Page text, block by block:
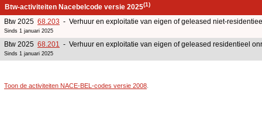
Btw-activiteiten Nacebelcode versie 2025(1)
Btw 2025 68.203 - Verhuur en exploitatie van eigen of geleased niet-
Sinds 1 januari 2025
Btw 2025 68.201 - Verhuur en exploitatie van eigen of geleased residentieel
Sinds 1 januari 2025
Toon de activiteiten NACE-BEL-codes versie 2008